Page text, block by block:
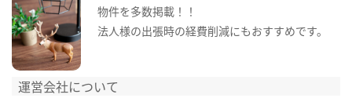
物件を多数掲載！！
法人様の出張時の経費削減にもおすすめです。
運営会社について